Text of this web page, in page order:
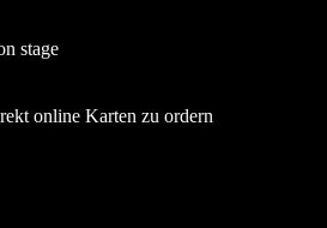
stage
online Karten zu ordern